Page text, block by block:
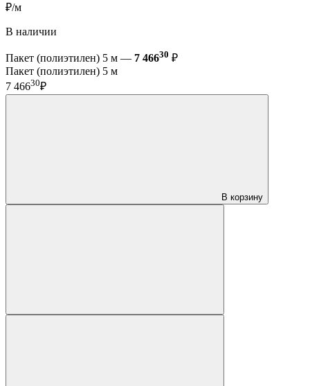
₽/м
В наличии
Пакет (полиэтилен) 5 м — 7 46630 ₽
Пакет (полиэтилен) 5 м
7 46630₽
В корзину